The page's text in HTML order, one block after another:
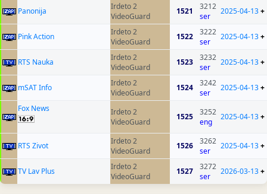
Panonija
Irdeto 2
VideoGuard
1521
3212
ser
2025-04-13+
Pink Action
Irdeto 2
VideoGuard
1522
3222
ser
2025-04-13+
RTS Nauka
Irdeto 2
VideoGuard
1523
3232
ser
2025-04-13+
mSAT Info
Irdeto 2
VideoGuard
1524
3242
ser
2025-04-13+
Fox News
Irdeto 2
VideoGuard
1525
3252
eng
2025-04-13+
RTS Zivot
Irdeto 2
VideoGuard
1526
3262
ser
2025-04-13+
TV Lav Plus
Irdeto 2
VideoGuard
1527
3272
ser
2026-03-13+